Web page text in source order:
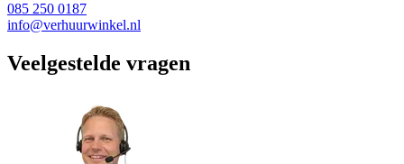
085 250 0187
info@verhuurwinkel.nl
Veelgestelde vragen